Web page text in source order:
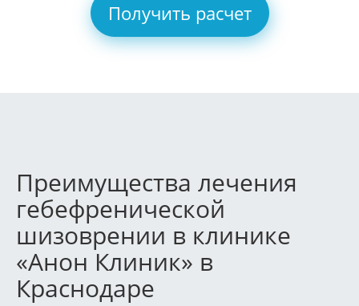
Получить расчет
Преимущества лечения
гебефренической
шизоврении в клинике
«Анон Клиник» в
Краснодаре